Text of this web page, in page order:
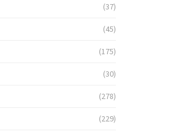
(37)
(45)
(175)
(30)
(278)
(229)